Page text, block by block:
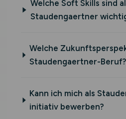
Welche Soft Skills sind
Staudengaertner
Welche
Staudengaertner-Beruf?
Kann ich mich als
initiativ bewerben?